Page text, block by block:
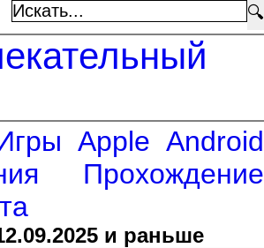
🔍
Apple Android
Прохождение
и раньше